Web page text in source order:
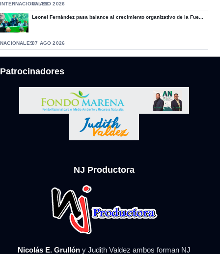
INTERNACIONALES07 AGO 2026
Leonel Fernández pasa balance al crecimiento organizativo de la Fue...
NACIONALES07 AGO 2026
Patrocinadores
NJ Productora
Nicolás E. Grullón y Judith Valdez ambos forman NJ